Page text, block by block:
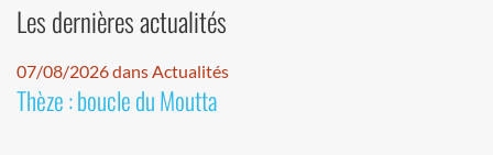
Les dernières actualités
07/08/2026 dans Actualités
Thèze : boucle du Moutta